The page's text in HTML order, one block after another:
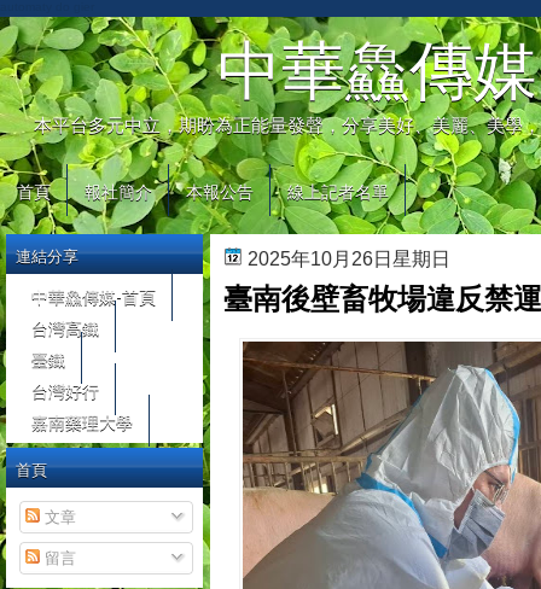
中華鱻傳媒
本平台多元中立，期盼為正能量發聲，分享美好、美麗、美學
首頁 報社簡介 本報公告 線上記者名單
2025年10月26日星期日
臺南後壁畜牧場違反禁
連結分享
中華鱻傳媒-首頁
台灣高鐵
臺鐵
台灣好行
嘉南藥理大學
首頁
文章
留言